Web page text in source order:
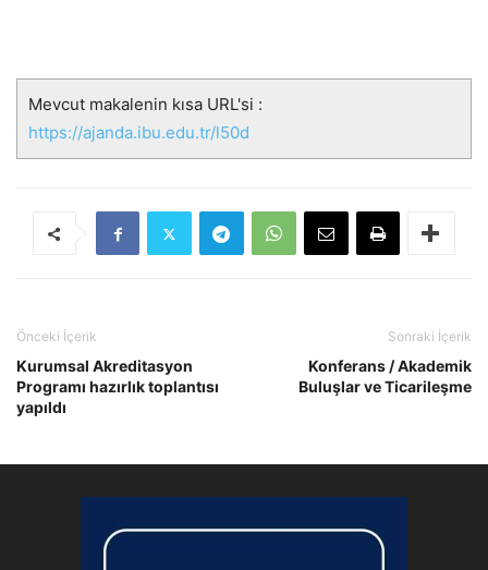
Mevcut makalenin kısa URL'si :
https://ajanda.ibu.edu.tr/l50d
Önceki İçerik
Kurumsal Akreditasyon
Programı hazırlık toplantısı
yapıldı
Sonraki İçerik
Konferans / Akademik
Buluşlar ve Ticarileşme